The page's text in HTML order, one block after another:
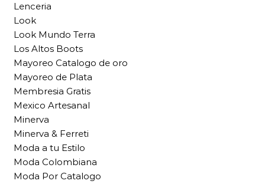
Lenceria
Look
Look Mundo Terra
Los Altos Boots
Mayoreo Catalogo de oro
Mayoreo de Plata
Membresia Gratis
Mexico Artesanal
Minerva
Minerva & Ferreti
Moda a tu Estilo
Moda Colombiana
Moda Por Catalogo